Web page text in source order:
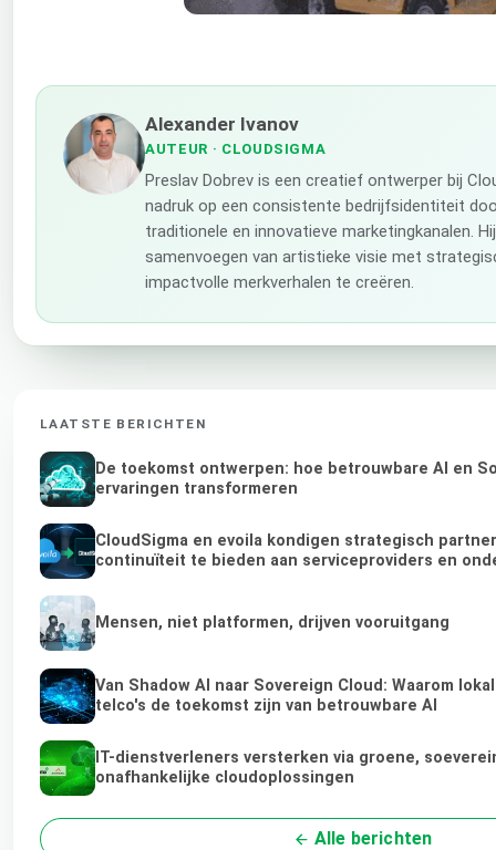
Alexander Ivanov
AUTEUR · CLOUDSIGMA
Preslav Dobrev is een creatief ontwerper bij
nadruk op een consistente bedrijfsidentiteit
traditionele en innovatieve marketingkanalen.
samenvoegen van artistieke visie met
impactvolle merkverhalen te creëren.
LAATSTE BERICHTEN
De toekomst ontwerpen: hoe betrouwbare AI en
ervaringen transformeren
CloudSigma en evoila kondigen strategisch
continuïteit te bieden aan serviceproviders en
Mensen, niet platformen, drijven vooruitgang
Van Shadow AI naar Sovereign Cloud: Waarom
telco's de toekomst zijn van betrouwbare AI
IT-dienstverleners versterken via groene,
onafhankelijke cloudoplossingen
Alle berichten